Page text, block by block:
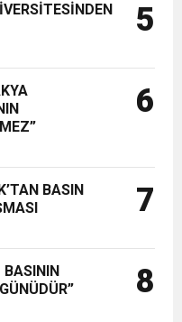
5
6
BASIN
7
8